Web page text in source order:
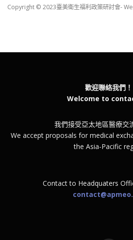
Copyright © 2023臺美衛生福利政策研討會-
歡迎聯絡我們！
Welcome to
我們接受亞太地區醫療交
We accept proposals for medical
the Asia-Pacific
Contact to Headquaters